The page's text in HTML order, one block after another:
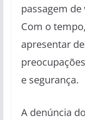
passagem
Com o
apresentar
e segurança.
A denúncia